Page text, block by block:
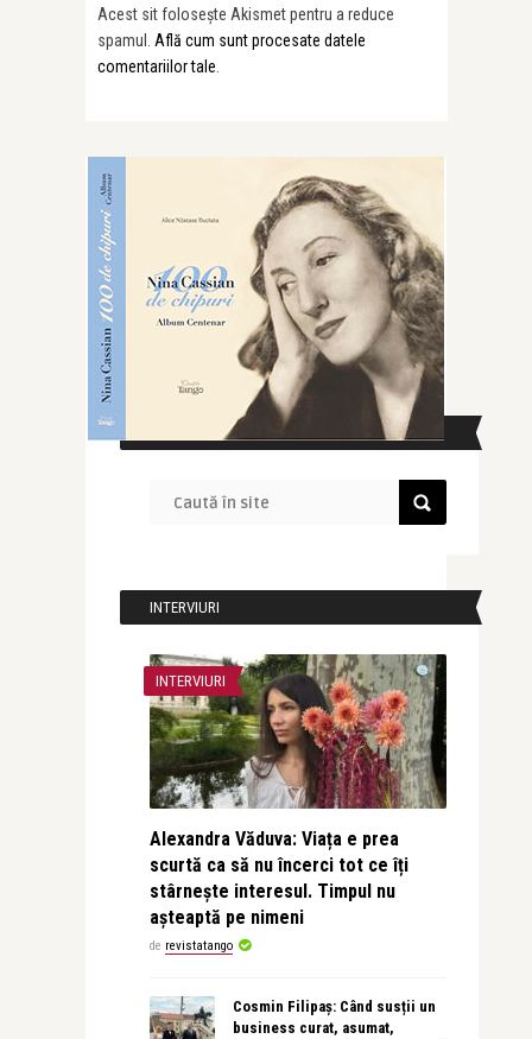
Acest sit folosește Akismet pentru a reduce
spamul. Află cum sunt procesate datele
comentariilor tale.
CAUTĂ ÎN SITE
INTERVIURI
INTERVIURI
Alexandra Văduva: Viața e prea
scurtă ca să nu încerci tot ce îți
stârnește interesul. Timpul nu
așteaptă pe nimeni
de revistatango
Cosmin Filipaș: Când susții un
business curat, asumat,